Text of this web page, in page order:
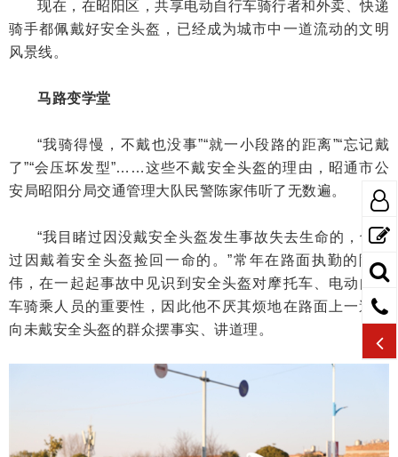
现在，在昭阳区，共享电动自行车骑行者和外卖、快递
骑手都佩戴好安全头盔，已经成为城市中一道流动的文明
风景线。
马路变学堂
“我骑得慢，不戴也没事”“就一小段路的距离”“忘记戴
了”“会压坏发型”……这些不戴安全头盔的理由，昭通市公
安局昭阳分局交通管理大队民警陈家伟听了无数遍。
“我目睹过因没戴安全头盔发生事故失去生命的，也见
过因戴着安全头盔捡回一命的。”常年在路面执勤的陈家
伟，在一起起事故中见识到安全头盔对摩托车、电动自行
车骑乘人员的重要性，因此他不厌其烦地在路面上一遍遍
向未戴安全头盔的群众摆事实、讲道理。